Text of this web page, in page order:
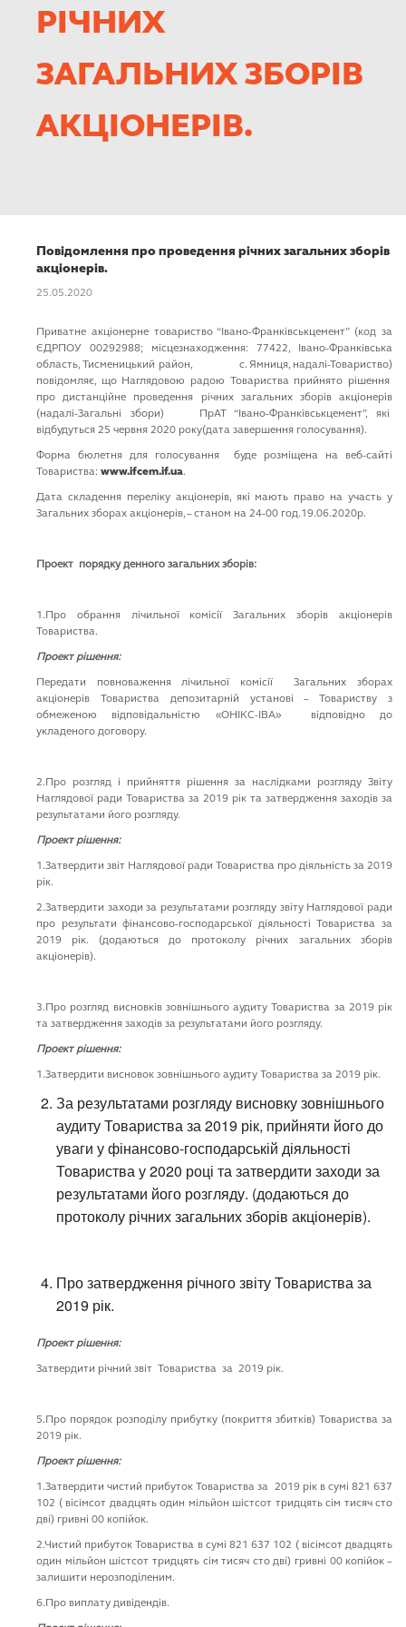
КАР’ЄРА
РІЧНИХ
ЗАГАЛЬНИХ ЗБОРІВ
АКЦІОНЕРІВ.
Повідомлення про проведення річних загальних зборів
акціонерів.
25.05.2020
Приватне акціонерне товариство “Івано-Франківськцемент” (код за
ЄДРПОУ 00292988; місцезнаходження: 77422, Івано-Франківська
область, Тисменицький район, с. Ямниця, надалі-Товариство)
повідомляє, що Наглядовою радою Товариства прийнято рішення
про дистанційне проведення річних загальних зборів акціонерів
(надалі-Загальні збори) ПрАТ “Івано-Франківськцемент”, які
відбудуться 25 червня 2020 року(дата завершення голосування).
Форма бюлетня для голосування буде розміщена на веб-сайті
Товариства: www.ifcem.if.ua.
Дата складення переліку акціонерів, які мають право на участь у
Загальних зборах акціонерів, – станом на 24-00 год.19.06.2020р.
Проект порядку денного загальних зборів:
1.Про обрання лічильної комісії Загальних зборів акціонерів
Товариства.
Проект рішення:
Передати повноваження лічильної комісії Загальних зборах
акціонерів Товариства депозитарній установі – Товариству з
обмеженою відповідальністю «ОНІКС-ІВА» відповідно до
укладеного договору.
2.Про розгляд і прийняття рішення за наслідками розгляду Звіту
Наглядової ради Товариства за 2019 рік та затвердження заходів за
результатами його розгляду.
Проект рішення:
1.Затвердити звіт Наглядової ради Товариства про діяльність за 2019
рік.
2.Затвердити заходи за результатами розгляду звіту Наглядової ради
про результати фінансово-господарської діяльності Товариства за
2019 рік. (додаються до протоколу річних загальних зборів
акціонерів).
3.Про розгляд висновків зовнішнього аудиту Товариства за 2019 рік
та затвердження заходів за результатами його розгляду.
Проект рішення:
1.Затвердити висновок зовнішнього аудиту Товариства за 2019 рік.
За результатами розгляду висновку зовнішнього
аудиту Товариства за 2019 рік, прийняти його до
уваги у фінансово-господарській діяльності
Товариства у 2020 році та затвердити заходи за
результатами його розгляду. (додаються до
протоколу річних загальних зборів акціонерів).
Про затвердження річного звіту Товариства за
2019 рік.
Проект рішення:
Затвердити річний звіт Товариства за 2019 рік.
5.Про порядок розподілу прибутку (покриття збитків) Товариства за
2019 рік.
Проект рішення:
1.Затвердити чистий прибуток Товариства за 2019 рік в сумі 821 637
102 ( вісімсот двадцять один мільйон шістсот тридцять сім тисяч сто
дві) гривні 00 копійок.
2.Чистий прибуток Товариства в сумі 821 637 102 ( вісімсот двадцять
один мільйон шістсот тридцять сім тисяч сто дві) гривні 00 копійок –
залишити нерозподіленим.
6.Про виплату дивідендів.